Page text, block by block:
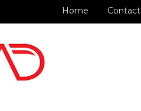
Home Contact